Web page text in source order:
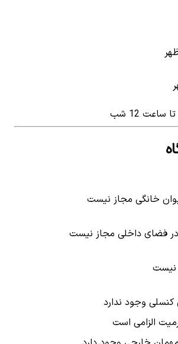
تا ساعت 12 شب
خانگی مجاز نیست
فضای داخلی مجاز نیست
نیست
کنسلی وجود ندارد
الزامی است